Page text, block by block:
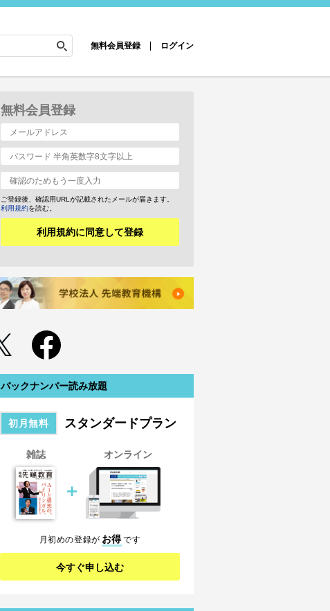
無料会員登録 ログイン
無料会員登録
ご登録後、確認用URLが記載されたメールが届きます。
利用規約を読む。
利用規約に同意して登録
バックナンバー読み放題
初月無料 スタンダードプラン
雑誌
＋
オンライン
月初めの登録が お得です
今すぐ申し込む